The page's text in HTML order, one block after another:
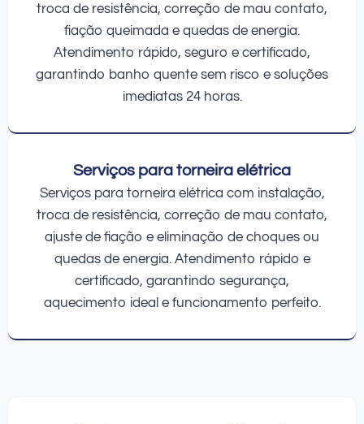
troca de resistência, correção de mau contato,
fiação queimada e quedas de energia.
Atendimento rápido, seguro e certificado,
garantindo banho quente sem risco e soluções
imediatas 24 horas.
Serviços para torneira elétrica
Serviços para torneira elétrica com instalação,
troca de resistência, correção de mau contato,
ajuste de fiação e eliminação de choques ou
quedas de energia. Atendimento rápido e
certificado, garantindo segurança,
aquecimento ideal e funcionamento perfeito.